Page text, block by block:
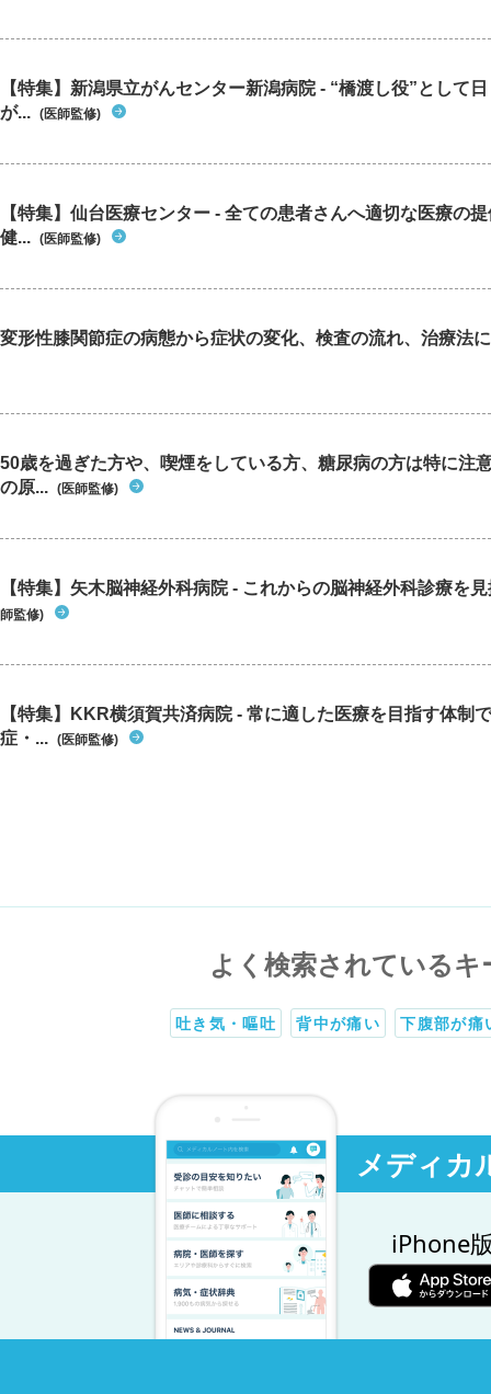
【特集】新潟県立がんセンター新潟病院 - “橋渡し役”として
が... (医師監修)
【特集】仙台医療センター - 全ての患者さんへ適切な医療の
健... (医師監修)
変形性膝関節症の病態から症状の変化、検査の流れ、治療法
50歳を過ぎた方や、喫煙をしている方、糖尿病の方は特に注
の原... (医師監修)
【特集】矢木脳神経外科病院 - これからの脳神経外科診療を
師監修)
【特集】KKR横須賀共済病院 - 常に適した医療を目指す体制
症・... (医師監修)
よく検索されているキ
吐き気・嘔吐 背中が痛い 下腹部が痛
メディカ
iPhone